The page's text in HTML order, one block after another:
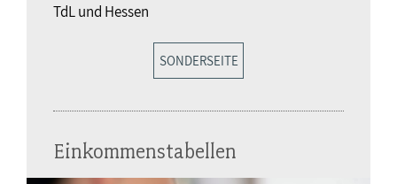
TdL und Hessen
SONDERSEITE
Einkommenstabellen